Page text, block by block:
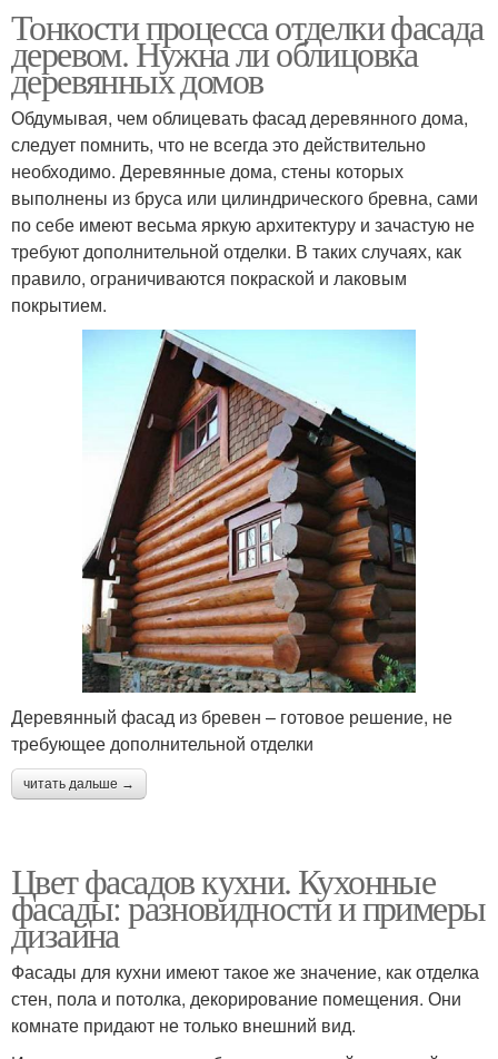
Тонкости процесса отделки фасада
деревом. Нужна ли облицовка
деревянных домов
Обдумывая, чем облицевать фасад деревянного дома,
следует помнить, что не всегда это действительно
необходимо. Деревянные дома, стены которых
выполнены из бруса или цилиндрического бревна, сами
по себе имеют весьма яркую архитектуру и зачастую не
требуют дополнительной отделки. В таких случаях, как
правило, ограничиваются покраской и лаковым
покрытием.
Деревянный фасад из бревен – готовое решение, не
требующее дополнительной отделки
читать дальше →
Цвет фасадов кухни. Кухонные
фасады: разновидности и примеры
дизайна
Фасады для кухни имеют такое же значение, как отделка
стен, пола и потолка, декорирование помещения. Они
комнате придают не только внешний вид.